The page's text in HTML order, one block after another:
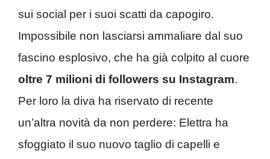
sui social per i suoi scatti da capogiro.
Impossibile non lasciarsi ammaliare dal suo
fascino esplosivo, che ha già colpito al cuore
oltre 7 milioni di followers su Instagram.
Per loro la diva ha riservato di recente
un’altra novità da non perdere: Elettra ha
sfoggiato il suo nuovo taglio di capelli e